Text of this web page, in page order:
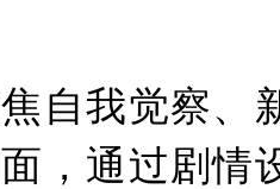
我觉察、
，通过剧情